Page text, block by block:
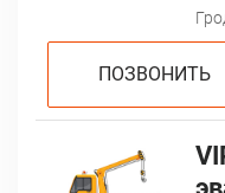
ПОЗВОНИТЬ